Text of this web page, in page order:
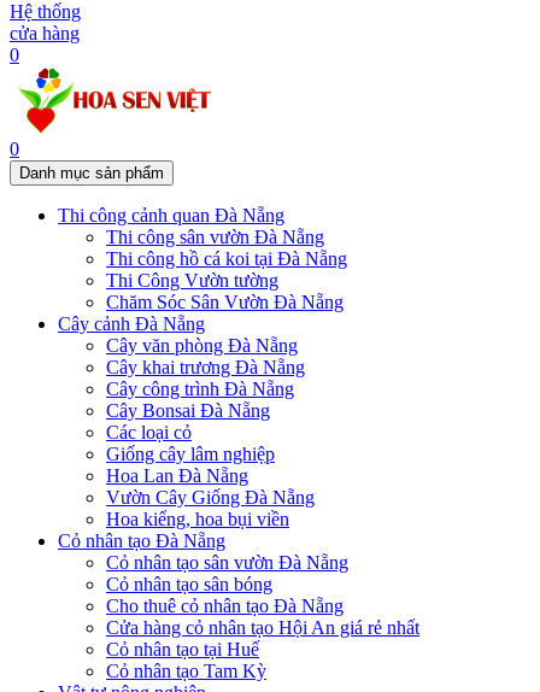
Hệ thống
cửa hàng
0
0
Danh mục sản phẩm
Thi công cảnh quan Đà Nẵng
Thi công sân vườn Đà Nẵng
Thi công hồ cá koi tại Đà Nẵng
Thi Công Vườn tường
Chăm Sóc Sân Vườn Đà Nẵng
Cây cảnh Đà Nẵng
Cây văn phòng Đà Nẵng
Cây khai trương Đà Nẵng
Cây công trình Đà Nẵng
Cây Bonsai Đà Nẵng
Các loại cỏ
Giống cây lâm nghiệp
Hoa Lan Đà Nẵng
Vườn Cây Giống Đà Nẵng
Hoa kiểng, hoa bụi viền
Cỏ nhân tạo Đà Nẵng
Cỏ nhân tạo sân vườn Đà Nẵng
Cỏ nhân tạo sân bóng
Cho thuê cỏ nhân tạo Đà Nẵng
Cửa hàng cỏ nhân tạo Hội An giá rẻ nhất
Cỏ nhân tạo tại Huế
Cỏ nhân tạo Tam Kỳ